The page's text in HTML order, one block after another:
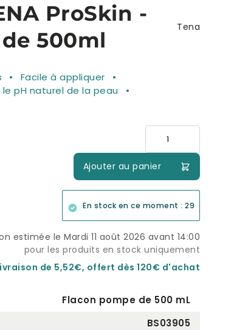
ProSkin -
500ml
Tena
Facile à appliquer
pH naturel de la peau
Ajouter au panier
En stock en ce moment : 29
estimée le Mardi 11 août 2026 avant 14:00
pour les produits en stock uniquement
de 5,52€, offert dès 120€ d'achat
Flacon pompe de 500 mL
BS03905